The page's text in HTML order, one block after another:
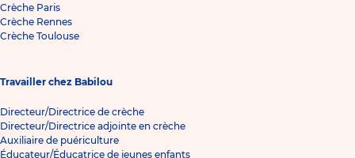
Crèche Paris
Crèche Rennes
Crèche Toulouse
Travailler chez Babilou
Directeur/Directrice de crèche
Directeur/Directrice adjointe en crèche
Auxiliaire de puériculture
Éducateur/Éducatrice de jeunes enfants